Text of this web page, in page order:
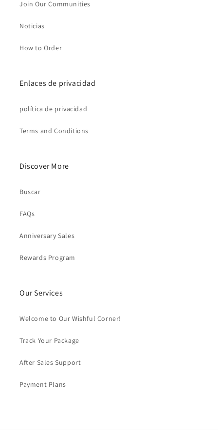
Join Our Communities
Noticias
How to Order
Enlaces de privacidad
política de privacidad
Terms and Conditions
Discover More
Buscar
FAQs
Anniversary Sales
Rewards Program
Our Services
Welcome to Our Wishful Corner!
Track Your Package
After Sales Support
Payment Plans